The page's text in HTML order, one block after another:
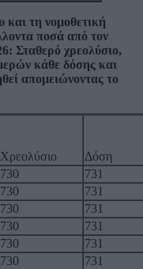
τη νομοθετική
ποσά από τον
Σταθερό χρεολύσιο,
κάθε δόσης και
απομειώνοντας το
Χρεολύσιο
Δόση
730
731
730
731
730
731
730
731
730
731
730 731